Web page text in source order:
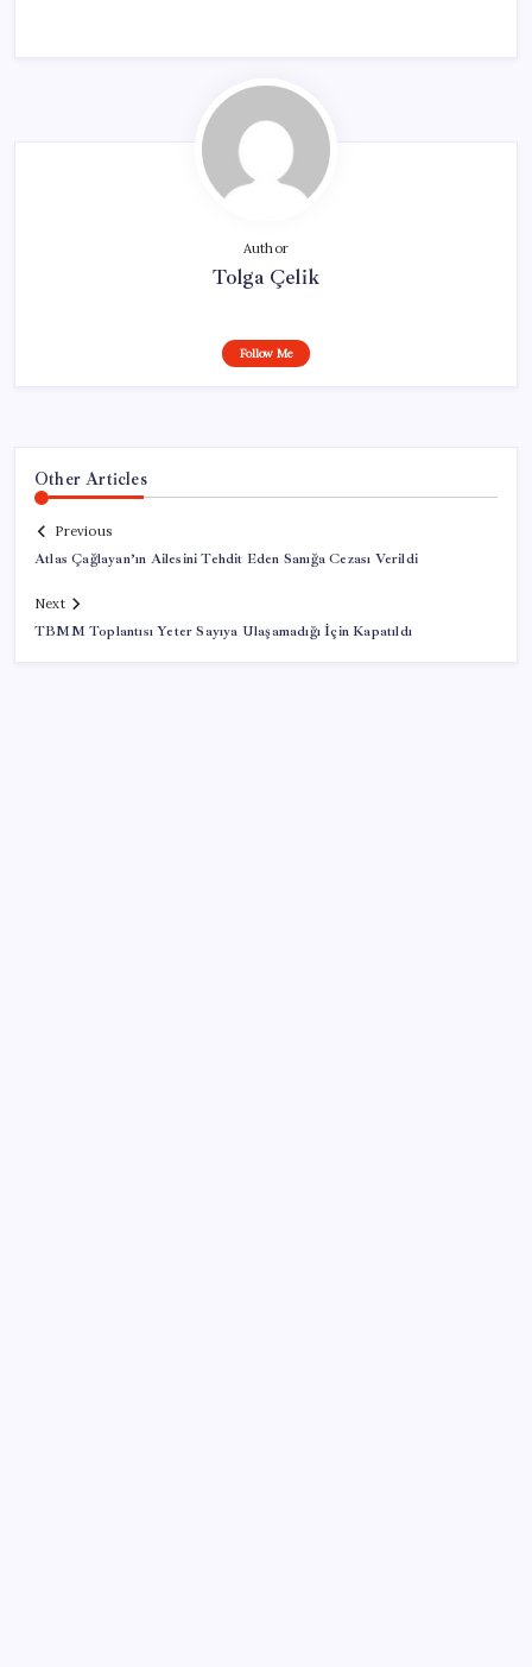
Author
Tolga Çelik
Follow Me
Other Articles
Previous
Atlas Çağlayan’ın Ailesini Tehdit Eden Sanığa Cezası Verildi
Next
TBMM Toplantısı Yeter Sayıya Ulaşamadığı İçin Kapatıldı